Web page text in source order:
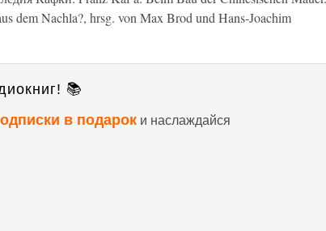
dem Nachla?, hrsg. von Max Brod und Hans-Joachim
📚
в подарок и наслаждайся